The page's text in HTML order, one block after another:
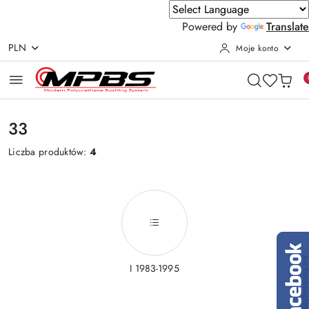
Powered by
Translate
Przejdź do treści głównej
Przejdź do wyszukiwarki
Przejdź do moje konto
Przejdź do menu głównego
Przejdź do stopki
PLN Moje konto
33
Liczba produktów:4
I 1983-1995